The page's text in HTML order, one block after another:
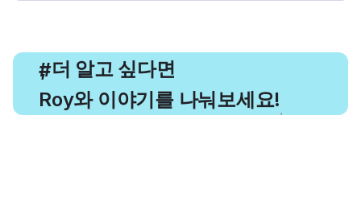
#
, 더 알고 싶다면
Roy와 이야기를 나눠보세요!